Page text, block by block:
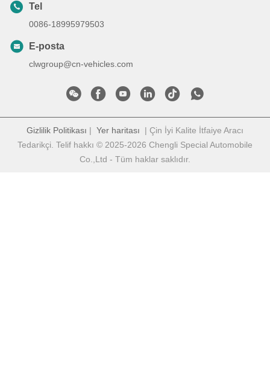
Tel
0086-18995979503
E-posta
clwgroup@cn-vehicles.com
Gizlilik Politikası | Yer haritası | Çin İyi Kalite İtfaiye Aracı
Tedarikçi. Telif hakkı © 2025-2026 Chengli Special Automobile
Co.,Ltd - Tüm haklar saklıdır.